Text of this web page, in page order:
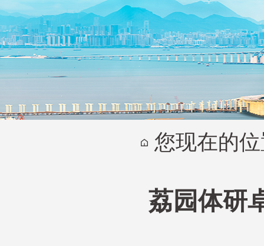
您现在的
荔园体研